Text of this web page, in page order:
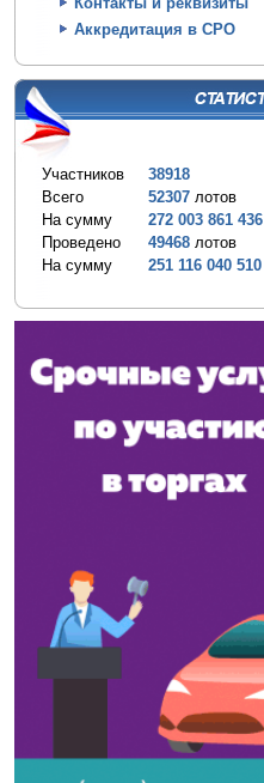
Аккредитация в СРО
Участников
38918
Всего
52307 лотов
На сумму
272 003 861 436
Проведено
49468 лотов
На сумму
251 116 040 510